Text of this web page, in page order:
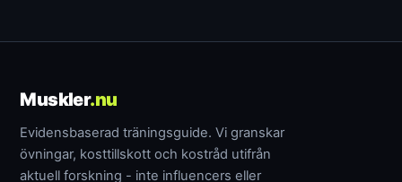
Muskler.nu
Evidensbaserad träningsguide. Vi granskar
övningar, kosttillskott och kostråd utifrån
aktuell forskning - inte influencers eller